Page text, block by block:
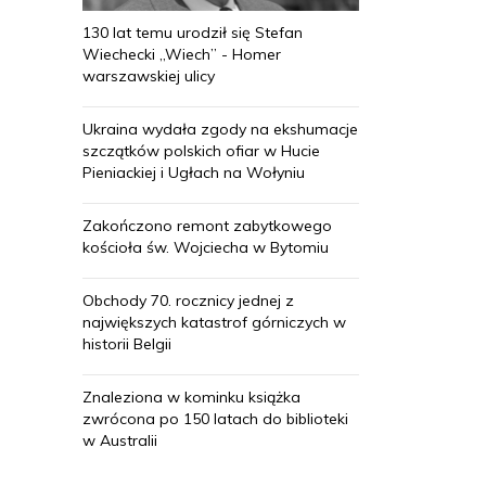
130 lat temu urodził się Stefan
Wiechecki „Wiech” - Homer
warszawskiej ulicy
Ukraina wydała zgody na ekshumacje
szczątków polskich ofiar w Hucie
Pieniackiej i Ugłach na Wołyniu
Zakończono remont zabytkowego
kościoła św. Wojciecha w Bytomiu
Obchody 70. rocznicy jednej z
największych katastrof górniczych w
historii Belgii
Znaleziona w kominku książka
zwrócona po 150 latach do biblioteki
w Australii